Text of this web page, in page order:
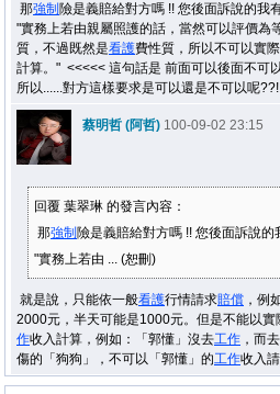
那強制 險是義賠給對方嗎 !! 您後面訴說的我
"實務上若由親屬照護的話，當然可以評價為
質，不過既然是看護費性質，所以不可以實
計算。" <<<<< 這句話是 前面可以後面不可
所以......對方這樣要求是可以還是不可以呢
蔡明哲 (阿哲) 100-09-02 23:15
回覆 葉翠琳 的發言內容：
那強制 險是義賠給對方嗎 !! 您後面訴說的
"實務上若由 ... (恕刪)
就是說，只能依一般看護行情請求賠償 ，例
2000元，半天可能是1000元。但是不能以實
作收入計算，例如：「郭懂」沒去工作 ，而
傷的「狗狗」，不可以「郭懂」的工作收入